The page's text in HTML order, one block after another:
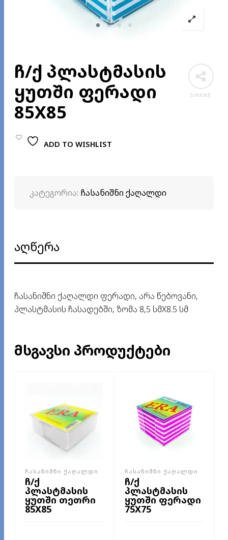
SHARE
ჩ/ქ პლასტმასის
ყუთში ფერადი
85X85
ADD TO WISHLIST
კატეგორია: ჩასანიშნი ქაღალდი
აღწერა
ჩასანიშნი ქაღალდი ფერადი, არა წებოვანი,
პლასტმასის ჩასადებში, ზომა 8,5 სმX8.5 სმ
ᲛᲡᲒᲐᲕᲡᲘ ᲞᲠᲝᲓᲣᲥᲢᲔᲑᲘ
ᲩᲐᲡᲐᲜᲘᲨᲜᲘ ᲥᲐᲦᲐᲚᲓᲘ
ჩ/ქ
პლასტმასის
ყუთში თეთრი
85X85
ᲩᲐᲡᲐᲜᲘᲨᲜᲘ ᲥᲐᲦᲐᲚᲓᲘ
ჩ/ქ
პლასტმასის
ყუთში ფერადი
75X75